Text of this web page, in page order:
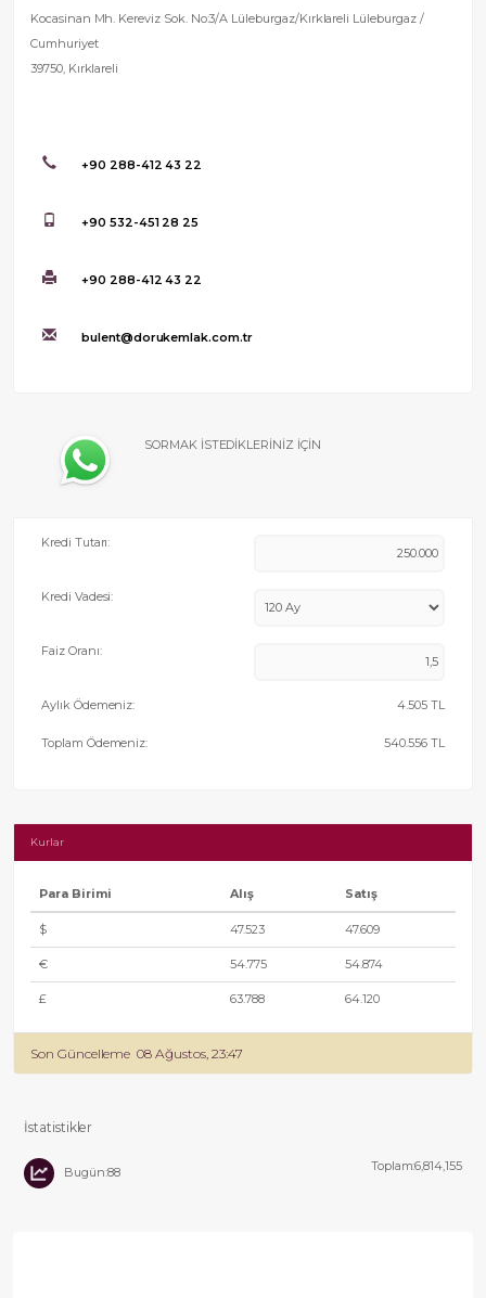
Kocasinan Mh. Kereviz Sok. No:3/A Lüleburgaz/Kırklareli Lüleburgaz /
Cumhuriyet
39750, Kırklareli
+90 288-412 43 22
+90 532-451 28 25
+90 288-412 43 22
bulent@dorukemlak.com.tr
SORMAK İSTEDİKLERİNİZ İÇİN
Kredi Tutarı:
Kredi Vadesi:
Faiz Oranı:
Aylık Ödemeniz: 4.505 TL
Toplam Ödemeniz: 540.556 TL
Kurlar
Para Birimi Alış Satış
$ 47.523 47.609
€ 54.775 54.874
£ 63.788 64.120
Son Güncelleme 08 Ağustos, 23:47
İstatistikler
Bugün:88 Toplam:6,814,155